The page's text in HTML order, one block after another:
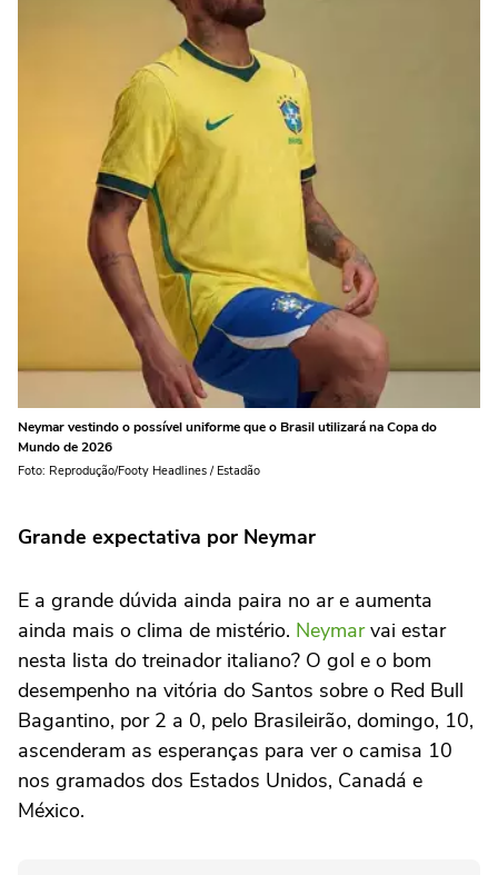
Neymar vestindo o possível uniforme que o Brasil utilizará na Copa do
Mundo de 2026
Foto: Reprodução/Footy Headlines / Estadão
Grande expectativa por Neymar
E a grande dúvida ainda paira no ar e aumenta
ainda mais o clima de mistério. Neymarvai estar
nesta lista do treinador italiano? O gol e o bom
desempenho na vitória do Santos sobre o Red Bull
Bagantino, por 2 a 0, pelo Brasileirão, domingo, 10,
ascenderam as esperanças para ver o camisa 10
nos gramados dos Estados Unidos, Canadá e
México.